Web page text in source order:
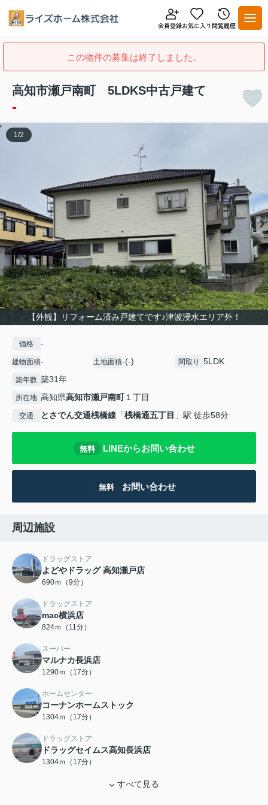
この物件の募集は終了しました。
高知市瀬戸南町 5LDKS中古戸建て
-
【外観】リフォーム済み戸建てです♪津波浸水エリア外！
1/2
価格 -
建物面積- 土地面積-(-) 間取り 5LDK
築年数 築31年
所在地 高知県高知市瀬戸南町１丁目
交通 とさでん交通桟橋線 「桟橋通五丁目 」駅 徒歩58分
無料 LINEからお問い合わせ
無料 お問い合わせ
周辺施設
ドラッグストア
よどやドラッグ 高知瀬戸店
690ｍ（9分）
ドラッグストア
mac横浜店
824ｍ（11分）
スーパー
マルナカ長浜店
1290ｍ（17分）
ホームセンター
コーナンホームストック
1304ｍ（17分）
ドラッグストア
ドラッグセイムス高知長浜店
1304ｍ（17分）
すべて見る